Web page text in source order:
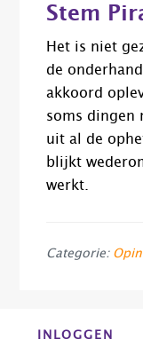
Stem
Het is niet
de
akkoord
soms dingen
uit al de
blijkt
werkt.
Categorie:
Before
INLOGGEN